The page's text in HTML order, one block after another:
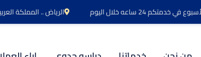
خدمتكم 24 ساعه خلال اليوم الرياض .. المملكة